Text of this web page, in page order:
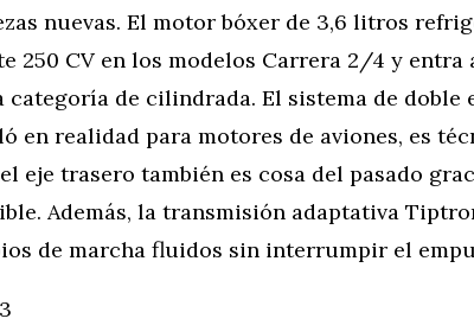
nuevas. El motor bóxer de 3,6 litros
250 CV en los modelos Carrera 2/4 y entra
categoría de cilindrada. El sistema de doble
en realidad para motores de aviones, es
eje trasero también es cosa del pasado
Además, la transmisión adaptativa
de marcha fluidos sin interrumpir el